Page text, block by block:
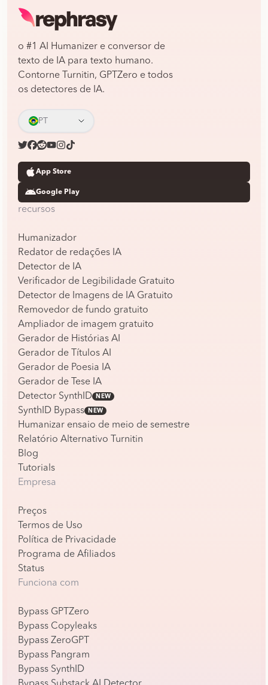
o #1 AI Humanizer e conversor de
texto de IA para texto humano.
Contorne Turnitin, GPTZero e todos
os detectores de IA.
PT
App Store
Google Play
recursos
Humanizador
Redator de redações IA
Detector de IA
Verificador de Legibilidade Gratuito
Detector de Imagens de IA Gratuito
Removedor de fundo gratuito
Ampliador de imagem gratuito
Gerador de Histórias AI
Gerador de Títulos AI
Gerador de Poesia IA
Gerador de Tese IA
Detector SynthID
NEW
SynthID Bypass NEW
Humanizar ensaio de meio de semestre
Relatório Alternativo Turnitin
Blog
Tutorials
Empresa
Preços
Termos de Uso
Política de Privacidade
Programa de Afiliados
Status
Funciona com
Bypass GPTZero
Bypass Copyleaks
Bypass ZeroGPT
Bypass Pangram
Bypass SynthID